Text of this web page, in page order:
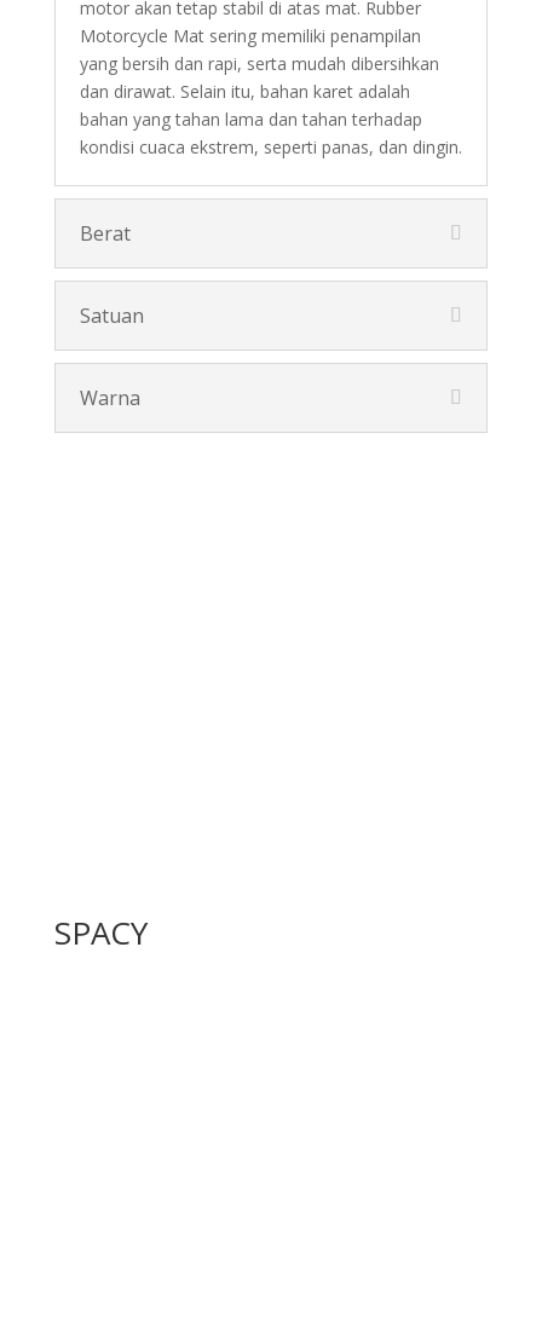
motor akan tetap stabil di atas mat. Rubber
Motorcycle Mat sering memiliki penampilan
yang bersih dan rapi, serta mudah dibersihkan
dan dirawat. Selain itu, bahan karet adalah
bahan yang tahan lama dan tahan terhadap
kondisi cuaca ekstrem, seperti panas, dan dingin.
Berat
Satuan
Warna
SPACY